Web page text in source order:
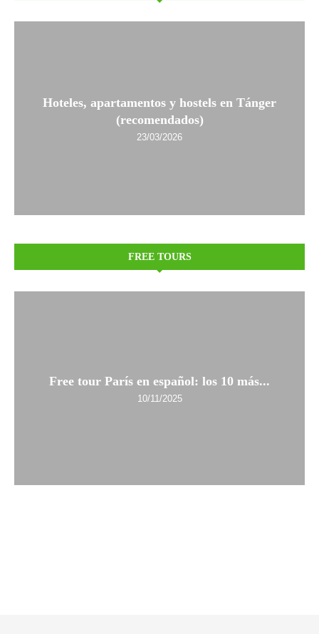
Hoteles, apartamentos y hostels en Tánger
(recomendados)
23/03/2026
FREE TOURS
Free tour París en español: los 10 más...
10/11/2025